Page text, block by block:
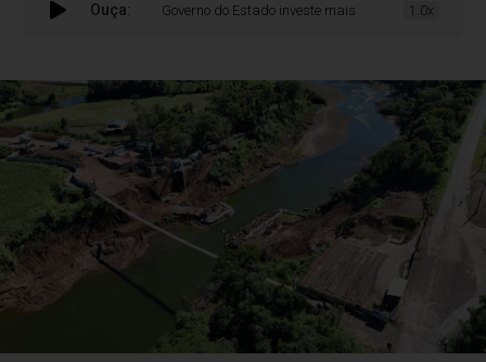
Ouça:Governo do Estado investe mais de R$ 318 milhões na
1.0x